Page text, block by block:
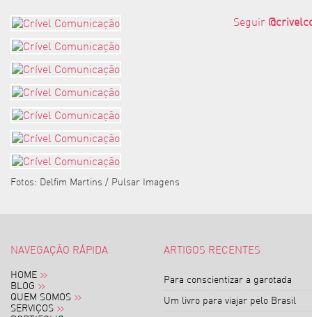
Fotos: Delfim Martins / Pulsar Imagens
Seguir
NAVEGAÇÃO RÁPIDA
HOME
BLOG
QUEM SOMOS
SERVIÇOS
ARTIGOS RECENTES
Para conscientizar a garotada
Um livro para viajar pelo Brasil